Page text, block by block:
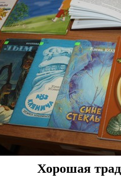
Хорошая